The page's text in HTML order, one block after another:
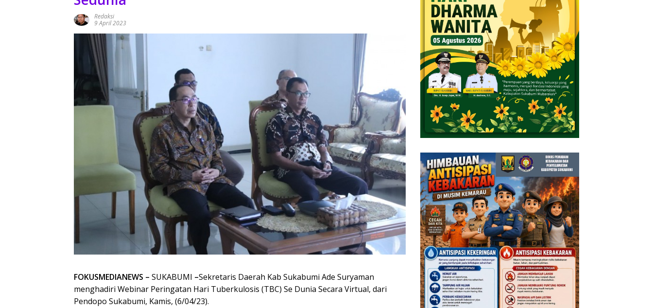
Redaksi
9 April 2023
FOKUSMEDIANEWS – SUKABUMI –Sekretaris Daerah Kab Sukabumi Ade Suryaman
menghadiri Webinar Peringatan Hari Tuberkulosis (TBC) Se Dunia Secara Virtual, dari
Pendopo Sukabumi, Kamis, (6/04/23).